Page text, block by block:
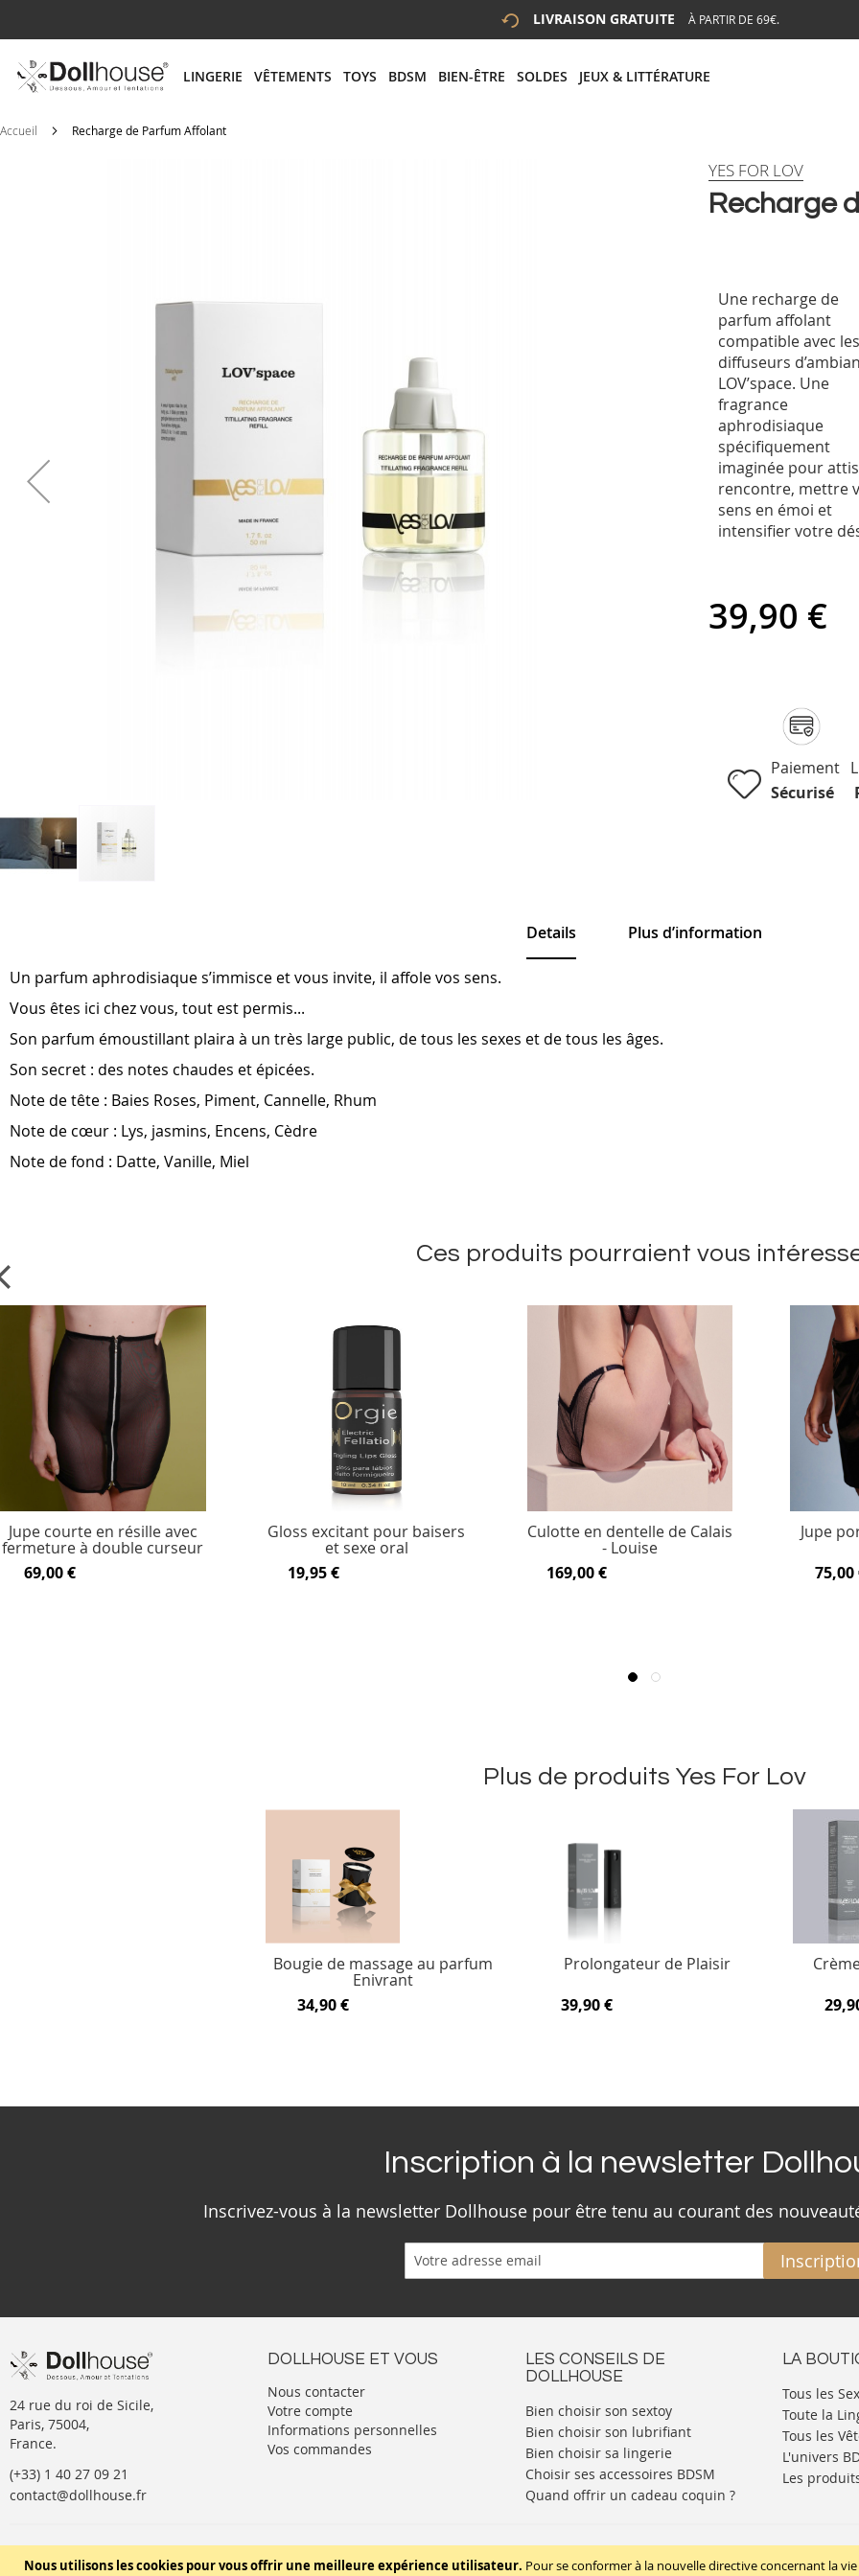
Nous utilisons les cookies pour vous offrir une meilleure expérience utilisateur. Pour se conformer à la nouvelle directive concernant la
LIVRAISON GRATUITE À PARTIR DE 69€.
LINGERIE VÊTEMENTS TOYS BDSM BIEN-ÊTRE SOLDES JEUX & LITTÉRATURE
# ENTREZ AU MOINS 3 CARACTÈRES POUR LANCER LA RECHERCHE
Accueil Recharge de Parfum Affolant
of
the
images
Recharge
YES FOR LOV
Une recharge de
parfum affolant
compatible avec
diffuseurs
LOV’space. Une
fragrance
aphrodisiaque
spécifiquement
imaginée pour
rencontre, mettre
sens en émoi et
intensifier votre
39,90 €
Paiement
Sécurisé
Details
Un parfum aphrodisiaque s’immisce et vous invite, il affole vos sens.
Vous êtes ici chez vous, tout est permis...
Son parfum émoustillant plaira à un très large public, de tous les sexes et de tous les âges.
Son secret : des notes chaudes et épicées.
Note de tête : Baies Roses, Piment, Cannelle, Rhum
Note de cœur : Lys, jasmins, Encens, Cèdre
Note de fond : Datte, Vanille, Miel
Plus d’information
Ces produits pourraient vous
Jupe courte en résille avec
fermeture à double curseur
69,00 €
Gloss excitant pour baisers
et sexe oral
19,95 €
Culotte en dentelle de Calais
- Louise
169,00 €
Jupe
75,00
Plus de produits Yes For Lov
Bougie de massage au parfum
Enivrant
34,90 €
Prolongateur de Plaisir
39,90 €
Inscription à la newsletter
Inscrivez-vous à la newsletter Dollhouse pour être tenu au courant des
24 rue du roi de Sicile,
Paris, 75004,
France.
(+33) 1 40 27 09 21
contact@dollhouse.fr
DOLLHOUSE ET VOUS
Nous contacter
Votre compte
Informations personnelles
Vos commandes
LES CONSEILS DE
DOLLHOUSE
Bien choisir son sextoy
Bien choisir son lubrifiant
Bien choisir sa lingerie
Choisir ses accessoires BDSM
Quand offrir un cadeau coquin ?
LA
Tous les
Toute la
Tous les
L'univers
Les
Conditions générales de vente Mentions légales Politique de cookies